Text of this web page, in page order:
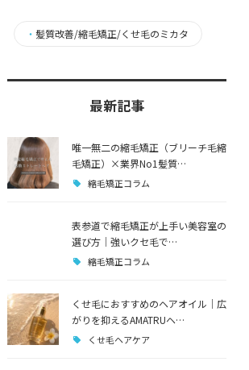
・ 髪質改善/縮毛矯正/くせ毛のミカタ
最新記事
唯一無二の縮毛矯正（ブリーチ毛縮
毛矯正）×業界No1髪質…
縮毛矯正コラム
表参道で縮毛矯正が上手い美容室の
選び方｜強いクセ毛で…
縮毛矯正コラム
くせ毛におすすめのヘアオイル｜広
がりを抑えるAMATRUヘ…
くせ毛ヘアケア